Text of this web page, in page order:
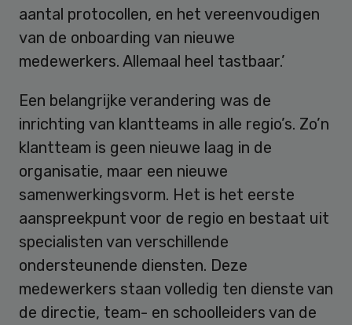
aantal protocollen, en het vereenvoudigen
van de onboarding van nieuwe
medewerkers. Allemaal heel tastbaar.’
Een belangrijke verandering was de
inrichting van klantteams in alle regio’s. Zo’n
klantteam is geen nieuwe laag in de
organisatie, maar een nieuwe
samenwerkingsvorm. Het is het eerste
aanspreekpunt voor de regio en bestaat uit
specialisten van verschillende
ondersteunende diensten. Deze
medewerkers staan volledig ten dienste van
de directie, team- en schoolleiders van de